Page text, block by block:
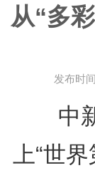
从“多
发布时
中新
上“世